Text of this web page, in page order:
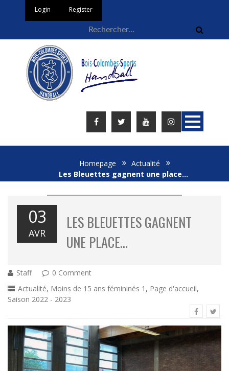
Login Register
Homepage
Actualité
Les Bleuettes gagnent une place…
03
AVR
LES BLEUETTES GAGNENT
UNE PLACE…
Staff
0 Comment
Actualité, Moins de 15 ans fémininés 1 , Page d'accueil,
Saison 2022 - 2023